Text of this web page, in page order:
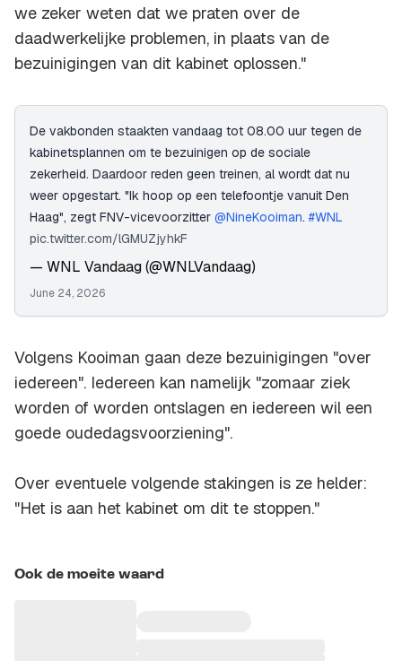
we zeker weten dat we praten over de
daadwerkelijke problemen, in plaats van de
bezuinigingen van dit kabinet oplossen."
De vakbonden staakten vandaag tot 08.00 uur tegen de
kabinetsplannen om te bezuinigen op de sociale
zekerheid. Daardoor reden geen treinen, al wordt dat nu
weer opgestart. "Ik hoop op een telefoontje vanuit Den
Haag", zegt FNV-vicevoorzitter @NineKooiman. #WNL
pic.twitter.com/lGMUZjyhkF
— WNL Vandaag (@WNLVandaag)
June 24, 2026
Volgens Kooiman gaan deze bezuinigingen "over
iedereen". Iedereen kan namelijk "zomaar ziek
worden of worden ontslagen en iedereen wil een
goede oudedagsvoorziening".
Over eventuele volgende stakingen is ze helder:
"Het is aan het kabinet om dit te stoppen."
Ook de moeite waard